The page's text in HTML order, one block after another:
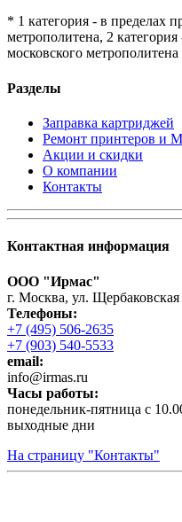
* 1 категория - в пределах
метрополитена, 2
московского метрополитена
Разделы
Заправка картриджей
Ремонт принтеров и
Акции и скидки
О компании
Контакты
Контактная информация
ООО "Ирмас"
г. Москва, ул. Щербаковская
Телефоны:
+7 (495) 506-2635
+7 (903) 540-5533
email:
infо@irmas.ru
Часы работы:
понедельник-пятница с
выходные дни
На страницу "Контакты"